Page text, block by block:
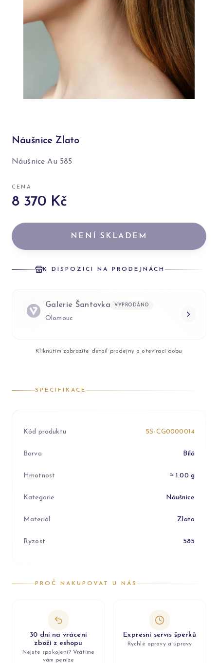
Náušnice Zlato
Náušnice Au 585
CENA
8 370 Kč
NENÍ SKLADEM
K DISPOZICI NA PRODEJNÁCH
Galerie Šantovka VYPRODÁNO
Olomouc
Kliknutím zobrazíte detail prodejny a otevírací dobu
SPECIFIKACE
Kód produktu 5S-CG0000014
Barva Bílá
Hmotnost ≈ 1.00 g
Kategorie Náušnice
Materiál Zlato
Ryzost 585
PROČ NAKUPOVAT U NÁS
30 dní na vrácení
zboží z eshopu
Nejste spokojeni? Vrátíme
vám peníze
Expresní servis šperků
Rychlé opravy a úpravy